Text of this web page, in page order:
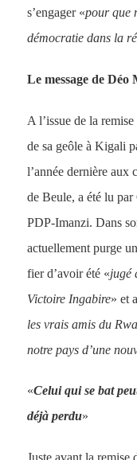
s’engager «pour que
démocratie dans la
Le message de Déo
A l’issue de la
de sa geôle à Kigali
l’année dernière aux
de Beule, a été lu
PDP-Imanzi. Dans
actuellement purge
fier d’avoir été «jugé
Victoire Ingabire» et
les vrais amis du
notre pays d’une
«Celui qui se bat
déjà perdu»